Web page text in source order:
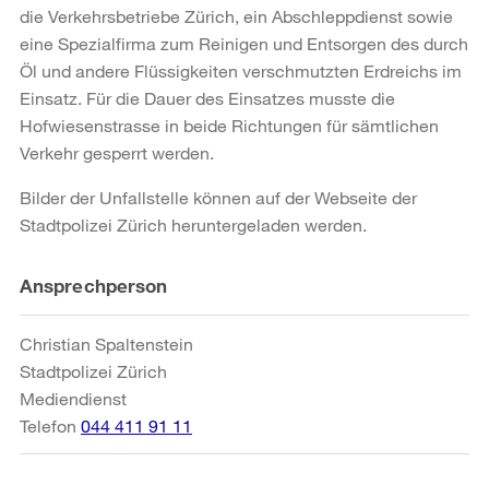
die Verkehrsbetriebe Zürich, ein Abschleppdienst sowie
eine Spezialfirma zum Reinigen und Entsorgen des durch
Öl und andere Flüssigkeiten verschmutzten Erdreichs im
Einsatz. Für die Dauer des Einsatzes musste die
Hofwiesenstrasse in beide Richtungen für sämtlichen
Verkehr gesperrt werden.
Bilder der Unfallstelle können auf der Webseite der
Stadtpolizei Zürich heruntergeladen werden.
Weitere
Informationen
Ansprechperson
Christian Spaltenstein
Stadtpolizei Zürich
Mediendienst
Telefon 044 411 91 11